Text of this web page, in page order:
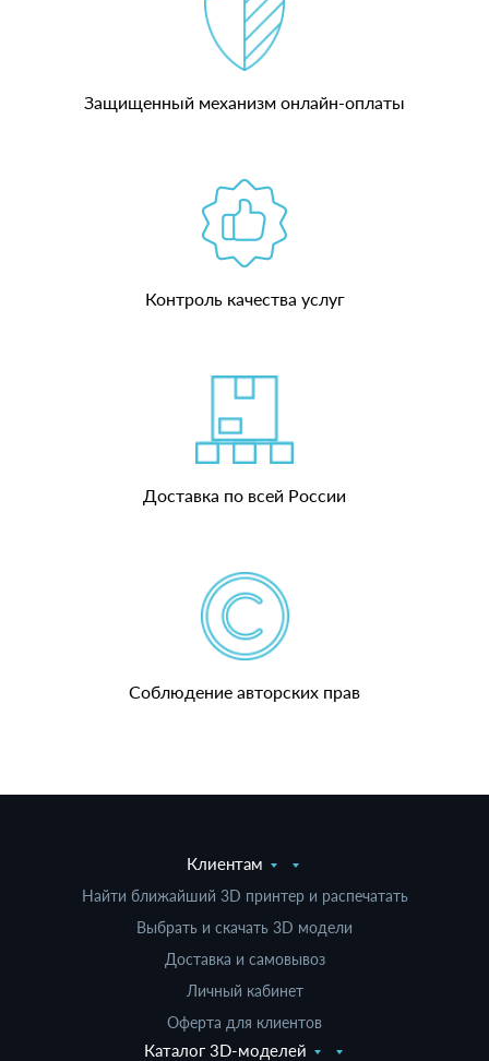
Защищенный механизм онлайн-оплаты
Контроль качества услуг
Доставка по всей России
Соблюдение авторских прав
Клиентам
Найти ближайший 3D принтер и распечатать
Выбрать и скачать 3D модели
Доставка и самовывоз
Личный кабинет
Оферта для клиентов
Каталог 3D-моделей